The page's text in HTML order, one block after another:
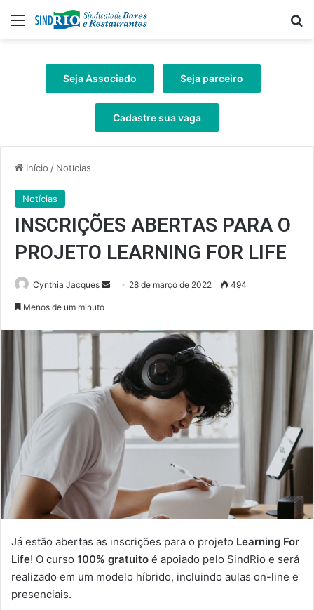
Menu
Seja Associado Seja parceiro
Cadastre sua vaga
Início / Notícias
Notícias
INSCRIÇÕES ABERTAS PARA O
PROJETO LEARNING FOR LIFE
Cynthia Jacques
Mande
mail
28 de março de 2022 494
Menos de um minuto
Já estão abertas as inscrições para o projeto Learning For
Life! O curso 100% gratuito é apoiado pelo SindRio e será
realizado em um modelo híbrido, incluindo aulas on-line e
presenciais.